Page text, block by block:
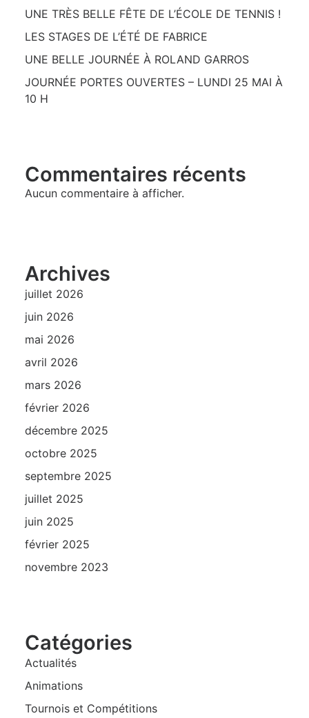
UNE TRÈS BELLE FÊTE DE L’ÉCOLE DE TENNIS !
LES STAGES DE L’ÉTÉ DE FABRICE
UNE BELLE JOURNÉE À ROLAND GARROS
JOURNÉE PORTES OUVERTES – LUNDI 25 MAI À
10 H
Commentaires récents
Aucun commentaire à afficher.
Archives
juillet 2026
juin 2026
mai 2026
avril 2026
mars 2026
février 2026
décembre 2025
octobre 2025
septembre 2025
juillet 2025
juin 2025
février 2025
novembre 2023
Catégories
Actualités
Animations
Tournois et Compétitions